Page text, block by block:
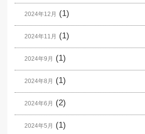
2024年12月 (1)
2024年11月 (1)
2024年9月 (1)
2024年8月 (1)
2024年6月 (2)
2024年5月 (1)